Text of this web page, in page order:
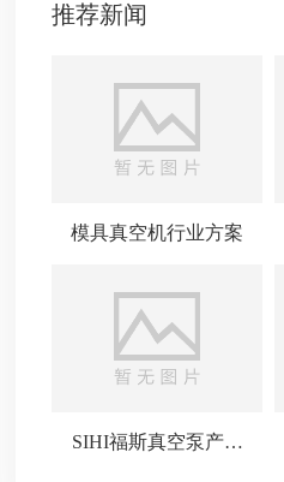
推荐新闻
模具真空机行业方案
SIHI福斯真空泵产品